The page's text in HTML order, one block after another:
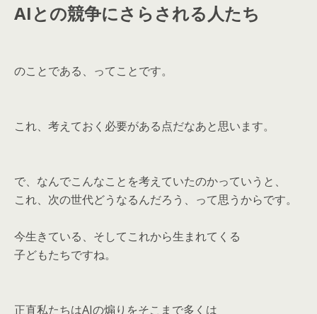
AIとの競争にさらされる人たち
のことである、ってことです。
これ、考えておく必要がある点だなあと思います。
で、なんでこんなことを考えていたのかっていうと、
これ、次の世代どうなるんだろう、って思うからです。
今生きている、そしてこれから生まれてくる
子どもたちですね。
正直私たちはAIの煽りをそこまで多くは